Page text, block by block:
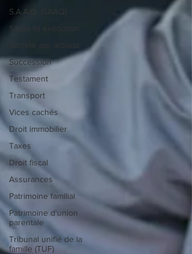
S.A.A.Q. (SAAQ)
Saisie et exécution
Succession
Testament
Transport
Vices cachés
Droit immobilier
Taxes
Droit fiscal
Assurances
Patrimoine familial
Patrimoine d'union
parentale
Tribunal unifié de la
famille (TUF)